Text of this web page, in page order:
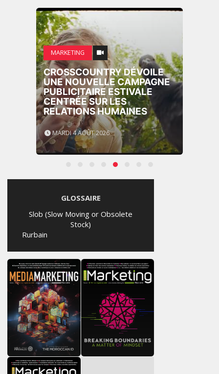
MARKETING
CROSSCOUNTRY DÉVOILE
UNE NOUVELLE CAMPAGNE
PUBLICITAIRE ESTIVALE
CENTRÉE SUR LES
RELATIONS HUMAINES
MARDI 4 AOÛT 2026
GLOSSAIRE
Slob (Slow Moving or Obsolete
Stock)
Rurbain